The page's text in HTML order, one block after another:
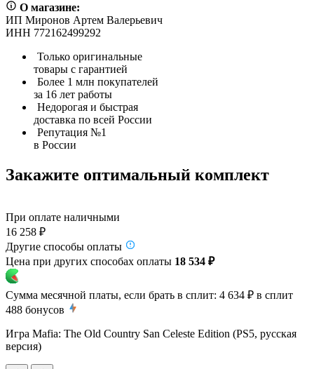
О магазине:
ИП Миронов Артем Валерьевич
ИНН 772162499292
Только оригинальные
товары с гарантией
Более 1 млн покупателей
за 16 лет работы
Недорогая и быстрая
доставка по всей России
Репутация №1
в России
Закажите оптимальный комплект
При оплате наличными
16 258 ₽
Другие способы оплаты
Цена при других способах оплаты 18 534 ₽
Сумма месячной платы, если брать в сплит: 4 634 ₽ в сплит
488 бонусов
Игра Mafia: The Old Country San Celeste Edition (PS5, русская
версия)